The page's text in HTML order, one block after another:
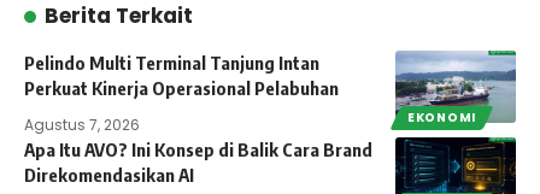
Berita Terkait
EKONOMI
Pelindo Multi Terminal Tanjung Intan
Perkuat Kinerja Operasional Pelabuhan
Agustus 7, 2026
Apa Itu AVO? Ini Konsep di Balik Cara Brand
Direkomendasikan AI